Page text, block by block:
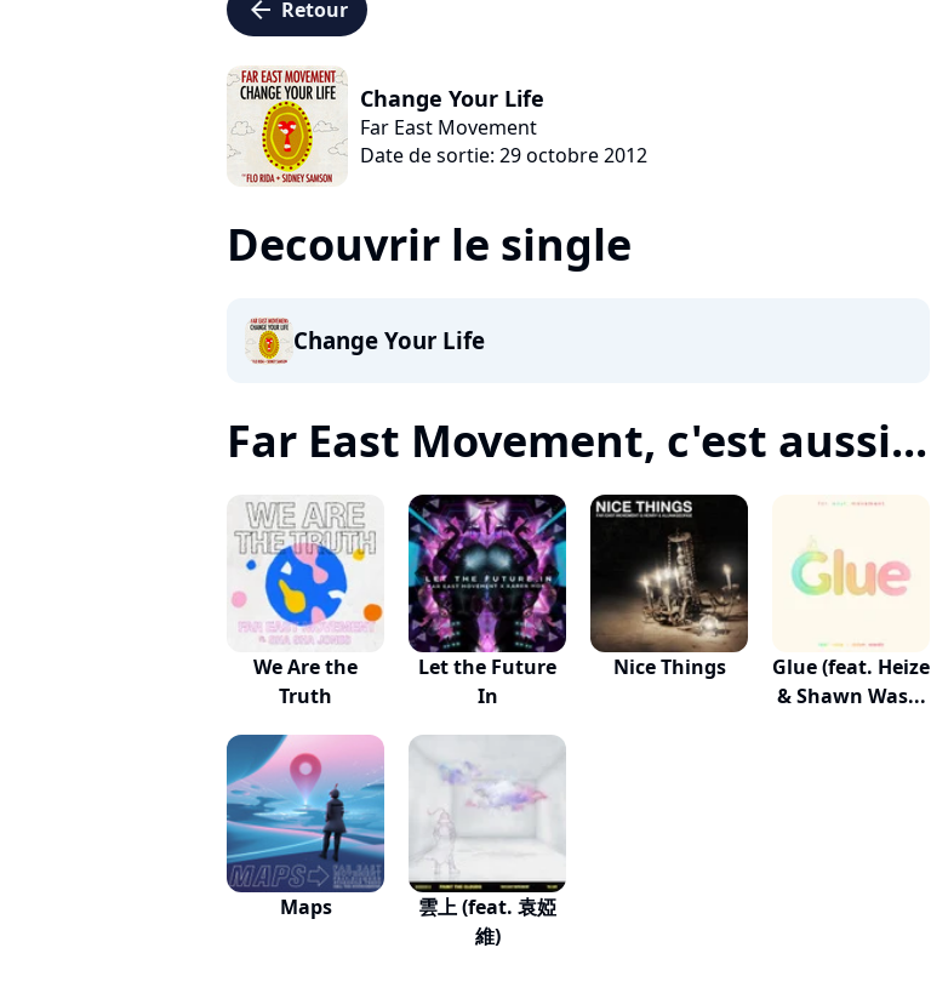
arrow_left Retour
Change Your Life
Far East Movement
Date de sortie: 29 octobre 2012
Decouvrir le single
Change Your Life
Far East Movement, c'est aussi...
We Are the
Truth
Let the Future
In
Nice Things
Glue (feat. Heize
& Shawn Was...
Maps
雲上 (feat. 袁婭
維)